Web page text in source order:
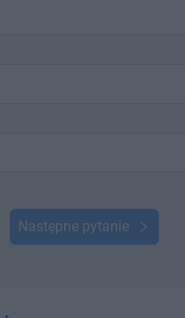
Następne pytanie